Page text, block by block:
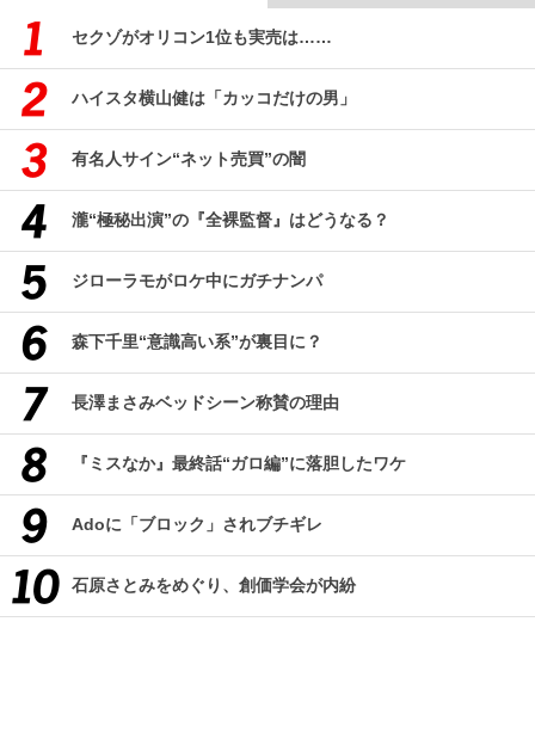
セクゾがオリコン1位も実売は……
ハイスタ横山健は「カッコだけの男」
有名人サイン“ネット売買”の闇
瀧“極秘出演”の『全裸監督』はどうなる？
ジローラモがロケ中にガチナンパ
森下千里“意識高い系”が裏目に？
長澤まさみベッドシーン称賛の理由
『ミスなか』最終話“ガロ編”に落胆したワケ
Adoに「ブロック」されブチギレ
石原さとみをめぐり、創価学会が内紛